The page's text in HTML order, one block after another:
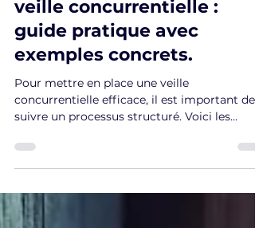
Comment réaliser une
veille concurrentielle :
guide pratique avec
exemples concrets.
Pour mettre en place une veille
suivre un processus structuré. Voici les